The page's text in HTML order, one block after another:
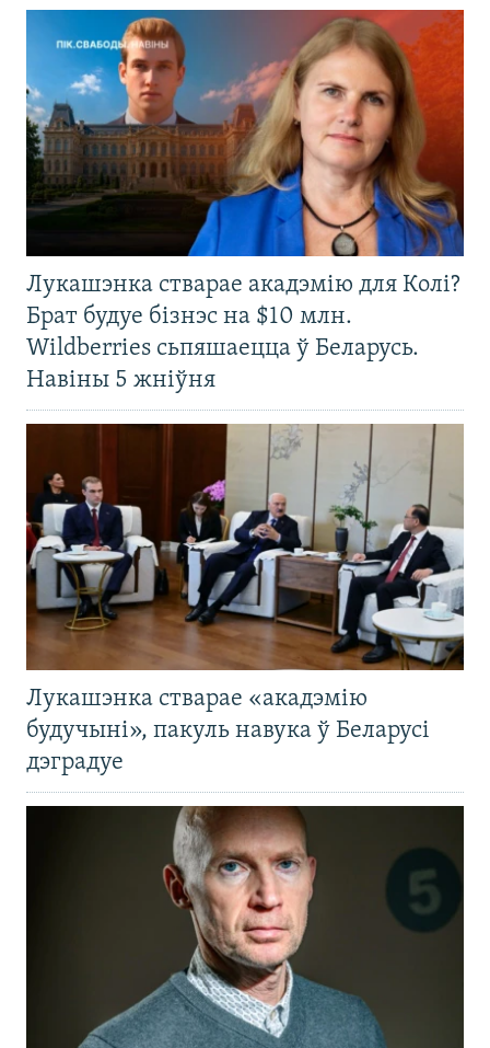
Лукашэнка стварае акадэмію для Колі?
Брат будуе бізнэс на $10 млн.
Wildberries сьпяшаецца ў Беларусь.
Навіны 5 жніўня
Лукашэнка стварае «акадэмію
будучыні», пакуль навука ў Беларусі
дэградуе